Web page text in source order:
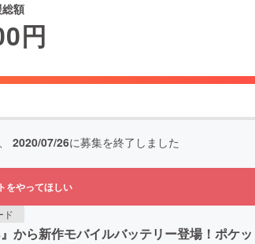
額
円
2020/07/26に募集を終了しました
をやってほしい
ド
ら新作モバイルバッテリー登場！ポケ